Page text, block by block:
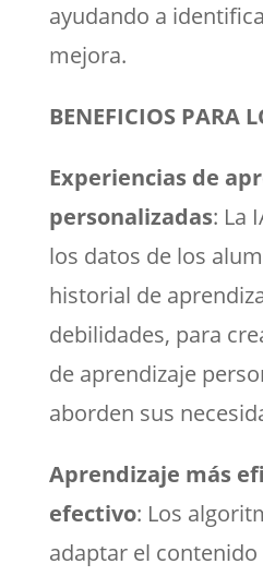
ayudando a
mejora.
BENEFICIOS PARA
Experiencias de
personalizadas: La
los datos de los
historial de
debilidades, para
de aprendizaje
aborden sus
Aprendizaje más
efectivo: Los
adaptar el